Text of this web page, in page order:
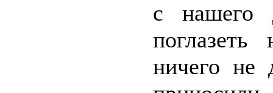
с нашего
ничего не